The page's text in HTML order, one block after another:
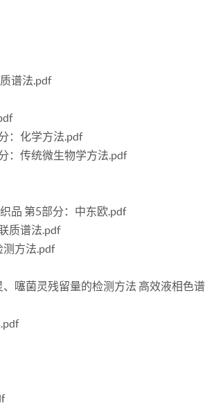
谱法.pdf
：化学方法.pdf
：传统微生物学方法.pdf
品 第5部分：中东欧.pdf
质谱法.pdf
测方法.pdf
噻菌灵残留量的检测方法 高效液相色谱